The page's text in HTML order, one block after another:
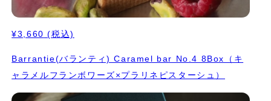
¥3,660 (税込)
Barrantie(バランティ) Caramel bar No.4 8Box（キ
ャラメルフランボワーズ×プラリネピスターシュ）